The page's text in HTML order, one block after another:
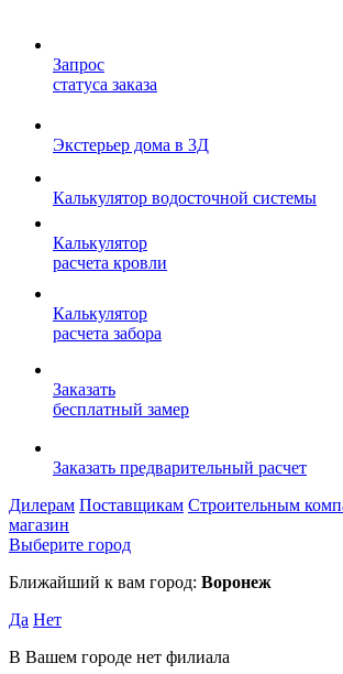
Запрос
статуса заказа
Экстерьер дома в 3Д
Калькулятор водосточной системы
Калькулятор
расчета кровли
Калькулятор
расчета забора
Заказать
бесплатный замер
Заказать предварительный расчет
Дилерам Поставщикам Строительным
магазин
Выберите город
Ближайший к вам город: Воронеж
Да Нет
В Вашем городе нет филиала